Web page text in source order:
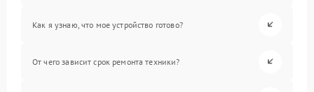
Как я узнаю, что мое устройство готово?
От чего зависит срок ремонта техники?